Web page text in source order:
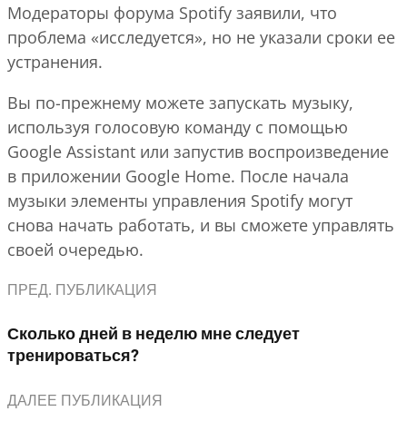
Модераторы форума Spotify заявили, что
проблема «исследуется», но не указали сроки ее
устранения.
Вы по-прежнему можете запускать музыку,
используя голосовую команду с помощью
Google Assistant или запустив воспроизведение
в приложении Google Home. После начала
музыки элементы управления Spotify могут
снова начать работать, и вы сможете управлять
своей очередью.
ПРЕД. ПУБЛИКАЦИЯ
Сколько дней в неделю мне следует
тренироваться?
ДАЛЕЕ ПУБЛИКАЦИЯ